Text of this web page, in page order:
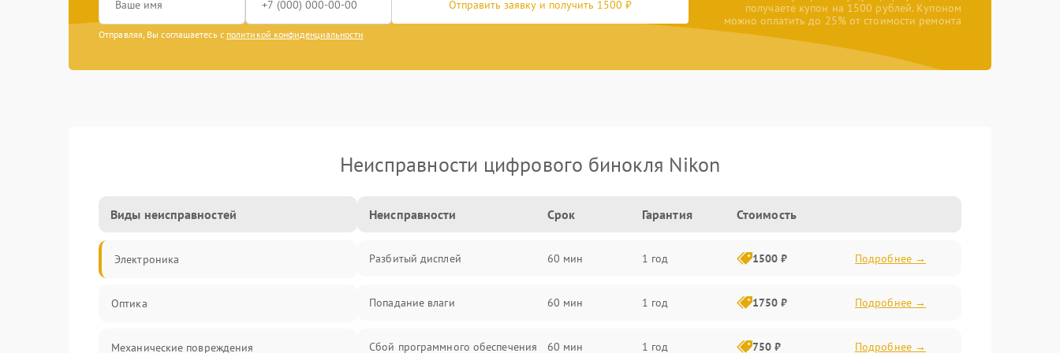
Отправить заявку и получить 1500 ₽
Отправляя, Вы соглашаетесь с политикой конфиденциальности
получаете купон на 1500 рублей. Купоном
можно оплатить до 25% от стоимости ремонта
Неисправности цифрового бинокля Nikon
Виды неисправностей
Электроника
Оптика
Механические повреждения
Неисправности Срок Гарантия Стоимость
Разбитый дисплей 60 мин 1 год 1500 ₽ Подробнее →
Попадание влаги 60 мин 1 год 1750 ₽ Подробнее →
Сбой программного обеспечения 60 мин 1 год 750 ₽ Подробнее →